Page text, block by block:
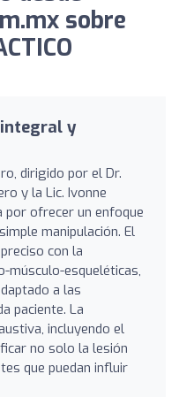
sobre
y
dirigido por el Dr.
y la Lic. Ivonne
por ofrecer un enfoque
manipulación. El
con la
músculo-esqueléticas,
a las
paciente. La
incluyendo el
no solo la lesión
que puedan influir